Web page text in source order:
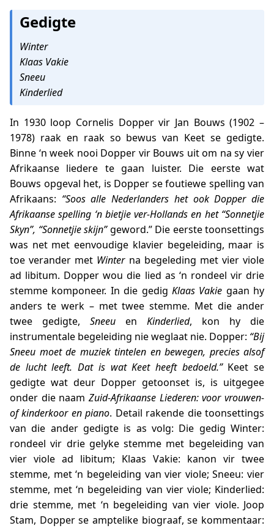
Gedigte
Winter
Klaas Vakie
Sneeu
Kinderlied
In 1930 loop Cornelis Dopper vir Jan Bouws (1902 –
1978) raak en raak so bewus van Keet se gedigte.
Binne ‘n week nooi Dopper vir Bouws uit om na sy vier
Afrikaanse liedere te gaan luister. Die eerste wat
Bouws opgeval het, is Dopper se foutiewe spelling van
Afrikaans: “Soos alle Nederlanders het ook Dopper die
Afrikaanse spelling ‘n bietjie ver-Hollands en het “Sonnetjie
Skyn”, “Sonnetjie skijn”geword.” Die eerste toonsettings
was net met eenvoudige klavier begeleiding, maar is
toe verander met Winterna begeleding met vier viole
ad libitum. Dopper wou die lied as ‘n rondeel vir drie
stemme komponeer. In die gedig Klaas Vakie gaan hy
anders te werk – met twee stemme. Met die ander
twee gedigte, Sneeu en Kinderlied, kon hy die
instrumentale begeleiding nie weglaat nie. Dopper: “Bij
Sneeu moet de muziek tintelen en bewegen, precies alsof
de lucht leeft. Dat is wat Keet heeft bedoeld.”Keet se
gedigte wat deur Dopper getoonset is, is uitgegee
onder die naam Zuid-Afrikaanse Liederen: voor vrouwen-
of kinderkoor en piano. Detail rakende die toonsettings
van die ander gedigte is as volg: Die gedig Winter:
rondeel vir drie gelyke stemme met begeleiding van
vier viole ad libitum; Klaas Vakie: kanon vir twee
stemme, met ‘n begeleiding van vier viole; Sneeu: vier
stemme, met ‘n begeleiding van vier viole; Kinderlied:
drie stemme, met ‘n begeleiding van vier viole. Joop
Stam, Dopper se amptelike biograaf, se kommentaar: